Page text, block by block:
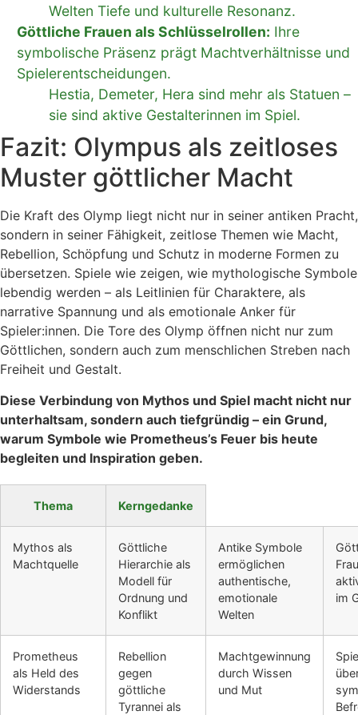
Welten Tiefe und kulturelle Resonanz.
Göttliche Frauen als Schlüsselrollen: Ihre
symbolische Präsenz prägt Machtverhältnisse und
Spielerentscheidungen.
Hestia, Demeter, Hera sind mehr als Statuen –
sie sind aktive Gestalterinnen im Spiel.
Fazit: Olympus als zeitloses
Muster göttlicher Macht
Die Kraft des Olymp liegt nicht nur in seiner antiken Pracht,
sondern in seiner Fähigkeit, zeitlose Themen wie Macht,
Rebellion, Schöpfung und Schutz in moderne Formen zu
übersetzen. Spiele wie zeigen, wie mythologische Symbole
lebendig werden – als Leitlinien für Charaktere, als
narrative Spannung und als emotionale Anker für
Spieler:innen. Die Tore des Olymp öffnen nicht nur zum
Göttlichen, sondern auch zum menschlichen Streben nach
Freiheit und Gestalt.
Diese Verbindung von Mythos und Spiel macht nicht nur
unterhaltsam, sondern auch tiefgründig – ein Grund,
warum Symbole wie Prometheus’s Feuer bis heute
begleiten und Inspiration geben.
Thema Kerngedanke
Mythos als
Machtquelle
Göttliche
Hierarchie als
Modell für
Ordnung und
Konflikt
Antike Symbole
ermöglichen
authentische,
emotionale
Welten
im
Prometheus
als Held des
Widerstands
Rebellion
gegen
göttliche
Tyrannei als
Machtgewinnung
durch Wissen
und Mut